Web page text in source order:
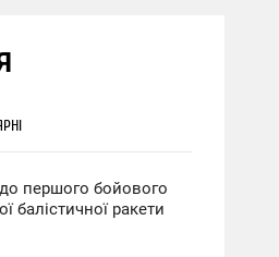
до першого бойового
балістичної ракети